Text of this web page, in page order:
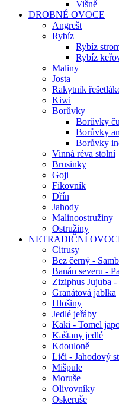
Višně
DROBNÉ OVOCE
Angrešt
Rybíz
Rybíz
Rybíz
Maliny
Josta
Rakytník
Kiwi
Borůvky
Borůvky
Borůvky
Borůvky
Vinná réva stolní
Brusinky
Goji
Fíkovník
Dřín
Jahody
Malinoostružiny
Ostružiny
NETRADIČNÍ
Citrusy
Bez černý -
Banán severu -
Ziziphus Jujuba
Granátová jablka
Hlošiny
Jedlé jeřáby
Kaki - Tomel
Kaštany jedlé
Kdouloně
Liči - Jahodový
Mišpule
Moruše
Olivovníky
Oskeruše